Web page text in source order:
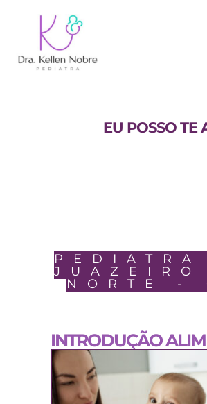
EU POSSO TE
PEDIATRA
JUAZEIRO
NORTE -
INTRODUÇÃO